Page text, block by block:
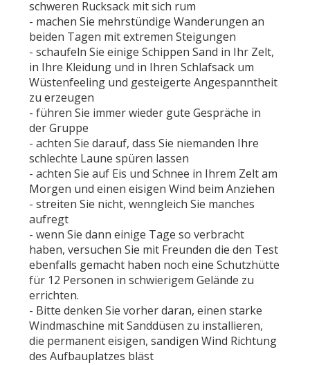
schweren Rucksack mit sich rum
- machen Sie mehrstündige Wanderungen an
beiden Tagen mit extremen Steigungen
- schaufeln Sie einige Schippen Sand in Ihr Zelt,
in Ihre Kleidung und in Ihren Schlafsack um
Wüstenfeeling und gesteigerte Angespanntheit
zu erzeugen
- führen Sie immer wieder gute Gespräche in
der Gruppe
- achten Sie darauf, dass Sie niemanden Ihre
schlechte Laune spüren lassen
- achten Sie auf Eis und Schnee in Ihrem Zelt am
Morgen und einen eisigen Wind beim Anziehen
- streiten Sie nicht, wenngleich Sie manches
aufregt
- wenn Sie dann einige Tage so verbracht
haben, versuchen Sie mit Freunden die den Test
ebenfalls gemacht haben noch eine Schutzhütte
für 12 Personen in schwierigem Gelände zu
errichten.
- Bitte denken Sie vorher daran, einen starke
Windmaschine mit Sanddüsen zu installieren,
die permanent eisigen, sandigen Wind Richtung
des Aufbauplatzes bläst